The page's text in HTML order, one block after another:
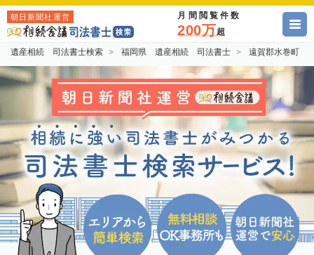
朝日新聞社運営 月間閲覧件数
200万超
遺産相続 司法書士検索 福岡県 遺産相続 司法書士 遠賀郡水巻町